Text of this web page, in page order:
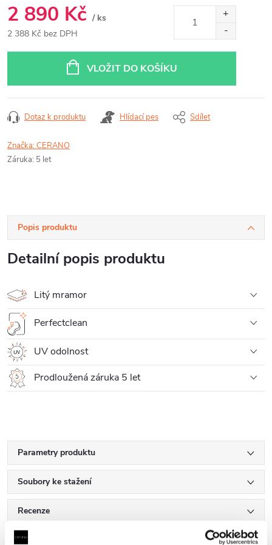
2 890 Kč / ks
2 388 Kč bez DPH
VLOŽIT DO KOŠÍKU
Dotaz k produktu Hlídací pes Sdílet
Značka:CERANO
Záruka: 5 let
Popis produktu
Detailní popis produktu
Litý mramor
Perfectclean
UV odolnost
Prodloužená záruka 5 let
Parametry produktu
Soubory ke stažení
Recenze
Diskuse